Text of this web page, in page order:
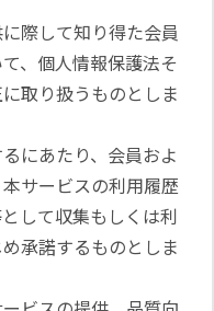
際して知り得た会員
、個人情報保護法そ
取り扱うものとしま
にあたり、会員およ
サービスの利用履歴
して収集もしくは利
承諾するものとしま